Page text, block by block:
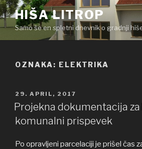
Skoči
na
vsebino
HIŠA LITROP
Samo še en spletni dnevnik o gradnji
OZNAKA: ELEKTRIKA
OBJAVLJENO
DNE
29. APRIL, 2017
Projekna dokumentacija za
komunalni prispevek
Po opravljeni parcelaciji je prišel čas